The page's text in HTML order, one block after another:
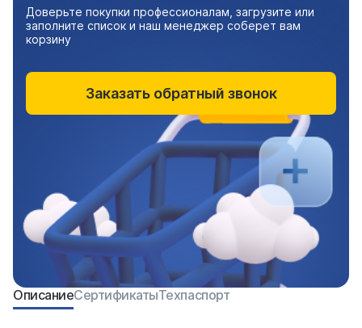
ОписаниеСертификатыТехпаспорт
Доверьте покупки профессионалам, загрузите или
заполните список и наш менеджер соберет вам
корзину
Заказать обратный звонок